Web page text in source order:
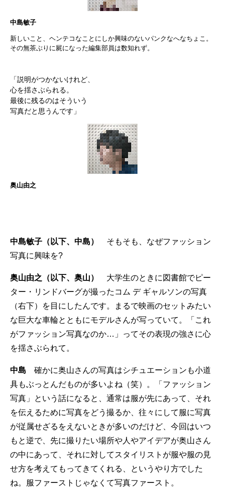
中島敏子
新しいこと、ヘンテコなことにしか興味のないパンクなへなちょこ。
その無茶ぶりに屍になった編集部員は数知れず。
「説明がつかないけれど、
心を揺さぶられる。
最後に残るのはそういう
写真だと思うんです」
奥山由之
中島敏子（以下、中島）
そもそも、なぜファッション
写真に興味を?
奥山由之（以下、奥山）
大学生のときに図書館でピー
ター・リンドバーグが撮ったコム デ ギャルソンの写真
（右下）を目にしたんです。まるで映画のセットみたい
な巨大な車輪とともにモデルさんが写っていて。「これ
がファッション写真なのか…」ってその表現の強さに心
を揺さぶられて。
中島 確かに奥山さんの写真はシチュエーションも小道
具もぶっとんだものが多いよね（笑）。「ファッション
写真」という話になると、通常は服が先にあって、それ
を伝えるために写真をどう撮るか、往々にして服に写真
が従属せざるをえないときが多いのだけど、今回はいつ
もと逆で、先に撮りたい場所や人やアイデアが奥山さん
の中にあって、それに対してスタイリストが服や服の見
せ方を考えてもってきてくれる、というやり方でした
ね。服ファーストじゃなくて写真ファースト。